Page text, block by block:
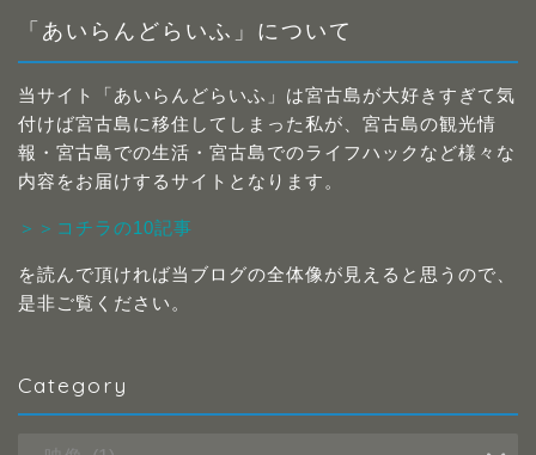
「あいらんどらいふ」について
当サイト「あいらんどらいふ」は宮古島が大好きすぎて気
付けば宮古島に移住してしまった私が、宮古島の観光情
報・宮古島での生活・宮古島でのライフハックなど様々な
内容をお届けするサイトとなります。
＞＞コチラの10記事
を読んで頂ければ当ブログの全体像が見えると思うので、
是非ご覧ください。
Category